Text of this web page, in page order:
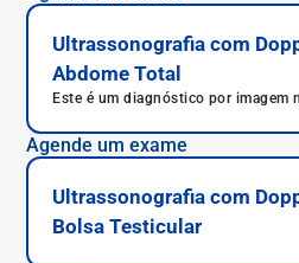
Ultrassonografia com
Abdome Total
Este é um diagnóstico por imagem
Agende um exame
Ultrassonografia com
Bolsa Testicular